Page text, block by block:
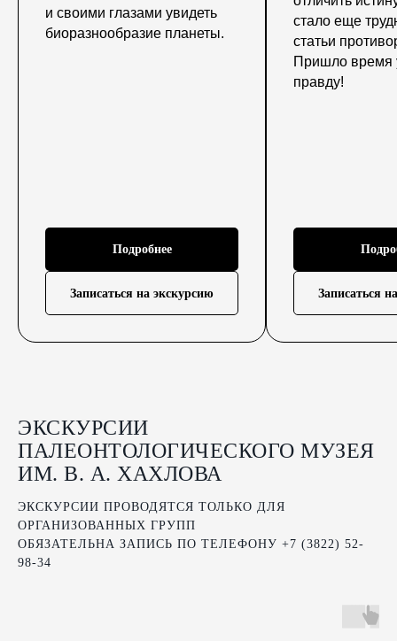
и своими глазами увидеть
биоразнообразие планеты.
Подробнее
Записаться на экскурсию
стало еще
статьи
Пришло время
правду!
Записаться
ЭКСКУРСИИ
ПАЛЕОНТОЛОГИЧЕСКОГО МУЗЕЯ
ИМ. В. А. ХАХЛОВА
ЭКСКУРСИИ ПРОВОДЯТСЯ ТОЛЬКО ДЛЯ
ОРГАНИЗОВАННЫХ ГРУПП
ОБЯЗАТЕЛЬНА ЗАПИСЬ ПО ТЕЛЕФОНУ +7 (3822) 52-
98-34